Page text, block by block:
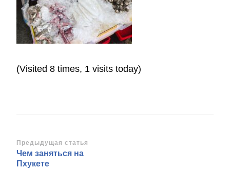
(Visited 8 times, 1 visits today)
Навигация
по
Предыдущая статья
Чем заняться на
Пхукете